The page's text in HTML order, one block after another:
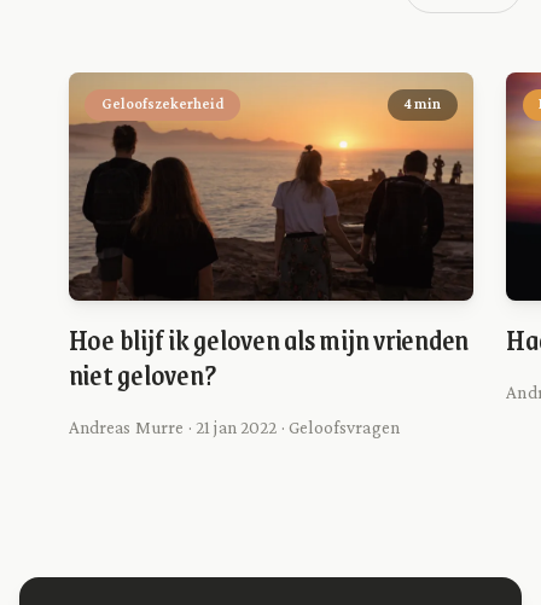
Geloofszekerheid 4 min
Hoe blijf ik geloven als mijn vrienden
niet geloven?
Andreas Murre · 21 jan 2022 · Geloofsvragen